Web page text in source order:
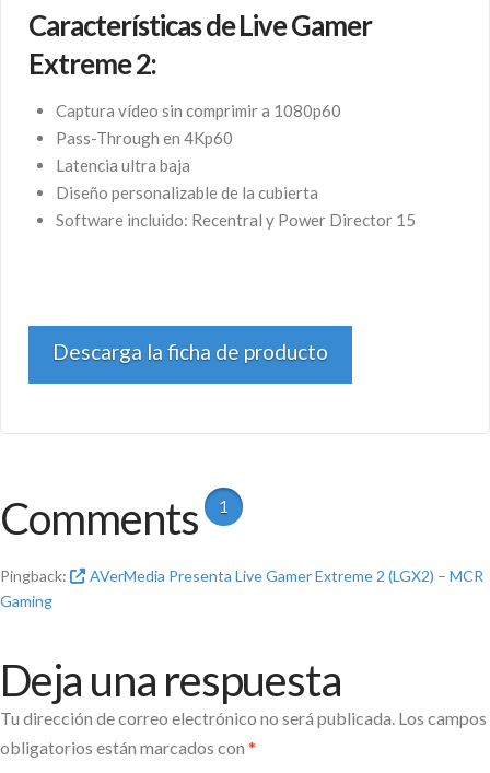
Características de Live Gamer
Extreme 2:
Captura vídeo sin comprimir a 1080p60
Pass-Through en 4Kp60
Latencia ultra baja
Diseño personalizable de la cubierta
Software incluido: Recentral y Power Director 15
Descarga la ficha de producto
Comments 1
Pingback:
AVerMedia Presenta Live Gamer Extreme 2 (LGX2) – MCR
Gaming
Deja una respuesta
Tu dirección de correo electrónico no será publicada. Los campos
obligatorios están marcados con *